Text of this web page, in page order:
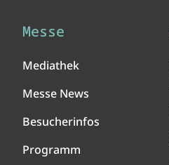
Messe
Mediathek
Messe News
Besucherinfos
Programm